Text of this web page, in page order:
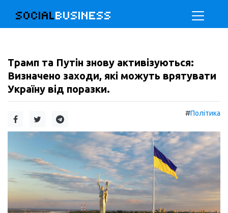
SOCIALBUSINESS
Трамп та Путін знову активізуються:
Визначено заходи, які можуть врятувати
Україну від поразки.
#Політика